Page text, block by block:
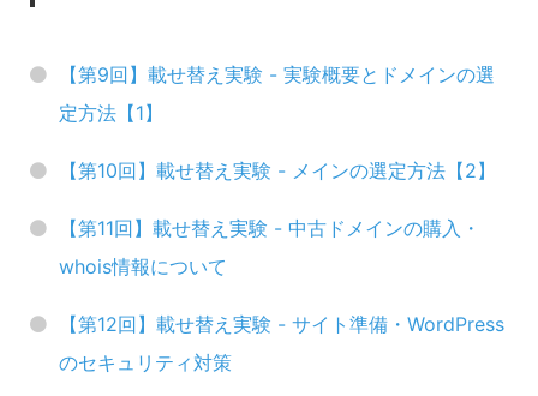
【第9回】載せ替え実験 - 実験概要とドメインの選
定方法【1】
【第10回】載せ替え実験 - メインの選定方法【2】
【第11回】載せ替え実験 - 中古ドメインの購入・
whois情報について
【第12回】載せ替え実験 - サイト準備・WordPress
のセキュリティ対策